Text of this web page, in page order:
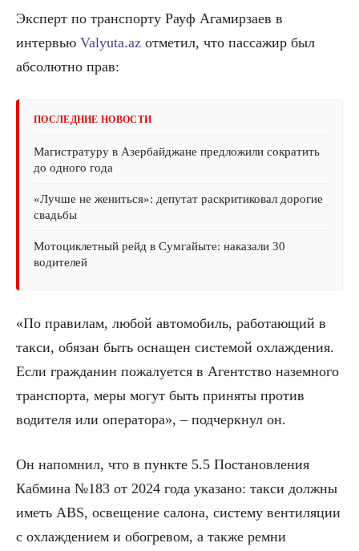
Эксперт по транспорту Рауф Агамирзаев в
интервью Valyuta.az отметил, что пассажир был
абсолютно прав:
ПОСЛЕДНИЕ НОВОСТИ
Магистратуру в Азербайджане предложили сократить
до одного года
«Лучше не жениться»: депутат раскритиковал дорогие
свадьбы
Мотоциклетный рейд в Сумгайыте: наказали 30
водителей
«По правилам, любой автомобиль, работающий в
такси, обязан быть оснащен системой охлаждения.
Если гражданин пожалуется в Агентство наземного
транспорта, меры могут быть приняты против
водителя или оператора», – подчеркнул он.
Он напомнил, что в пункте 5.5 Постановления
Кабмина №183 от 2024 года указано: такси должны
иметь ABS, освещение салона, систему вентиляции
с охлаждением и обогревом, а также ремни